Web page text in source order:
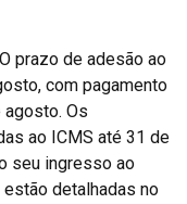
O prazo de adesão ao
com pagamento
agosto. Os
ao ICMS até 31 de
seu ingresso ao
detalhadas no